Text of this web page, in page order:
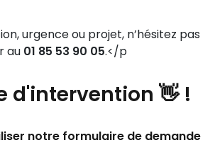
urgence ou projet, n’hésitez pas
au 01 85 53 90 05.</p
d'intervention 👋 !
notre formulaire de demande